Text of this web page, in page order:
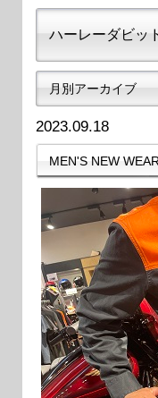
ハーレーダビッ
月別アーカイブ
2023.09.18
MEN'S NEW WEAR